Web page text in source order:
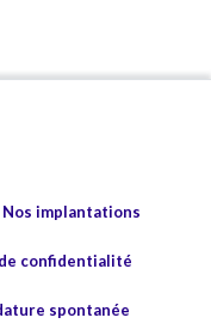
Nos implantations
confidentialité
spontanée